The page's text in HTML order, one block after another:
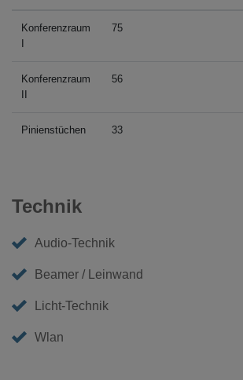
Konferenzraum
I
75
Konferenzraum
II
56
Pinienstüchen 33
Technik
Audio-Technik
Beamer / Leinwand
Licht-Technik
Wlan